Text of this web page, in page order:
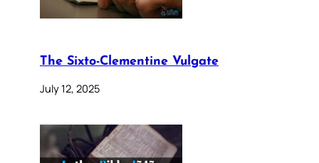
The Sixto-Clementine Vulgate
July 12, 2025